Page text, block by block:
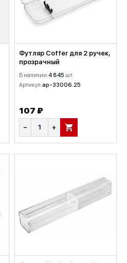
Футляр Coffer для 2 ручек,
прозрачный
В наличии:4 845 шт.
Артикул:ap-33006.25
107 ₽
− + В КОРЗИНУ